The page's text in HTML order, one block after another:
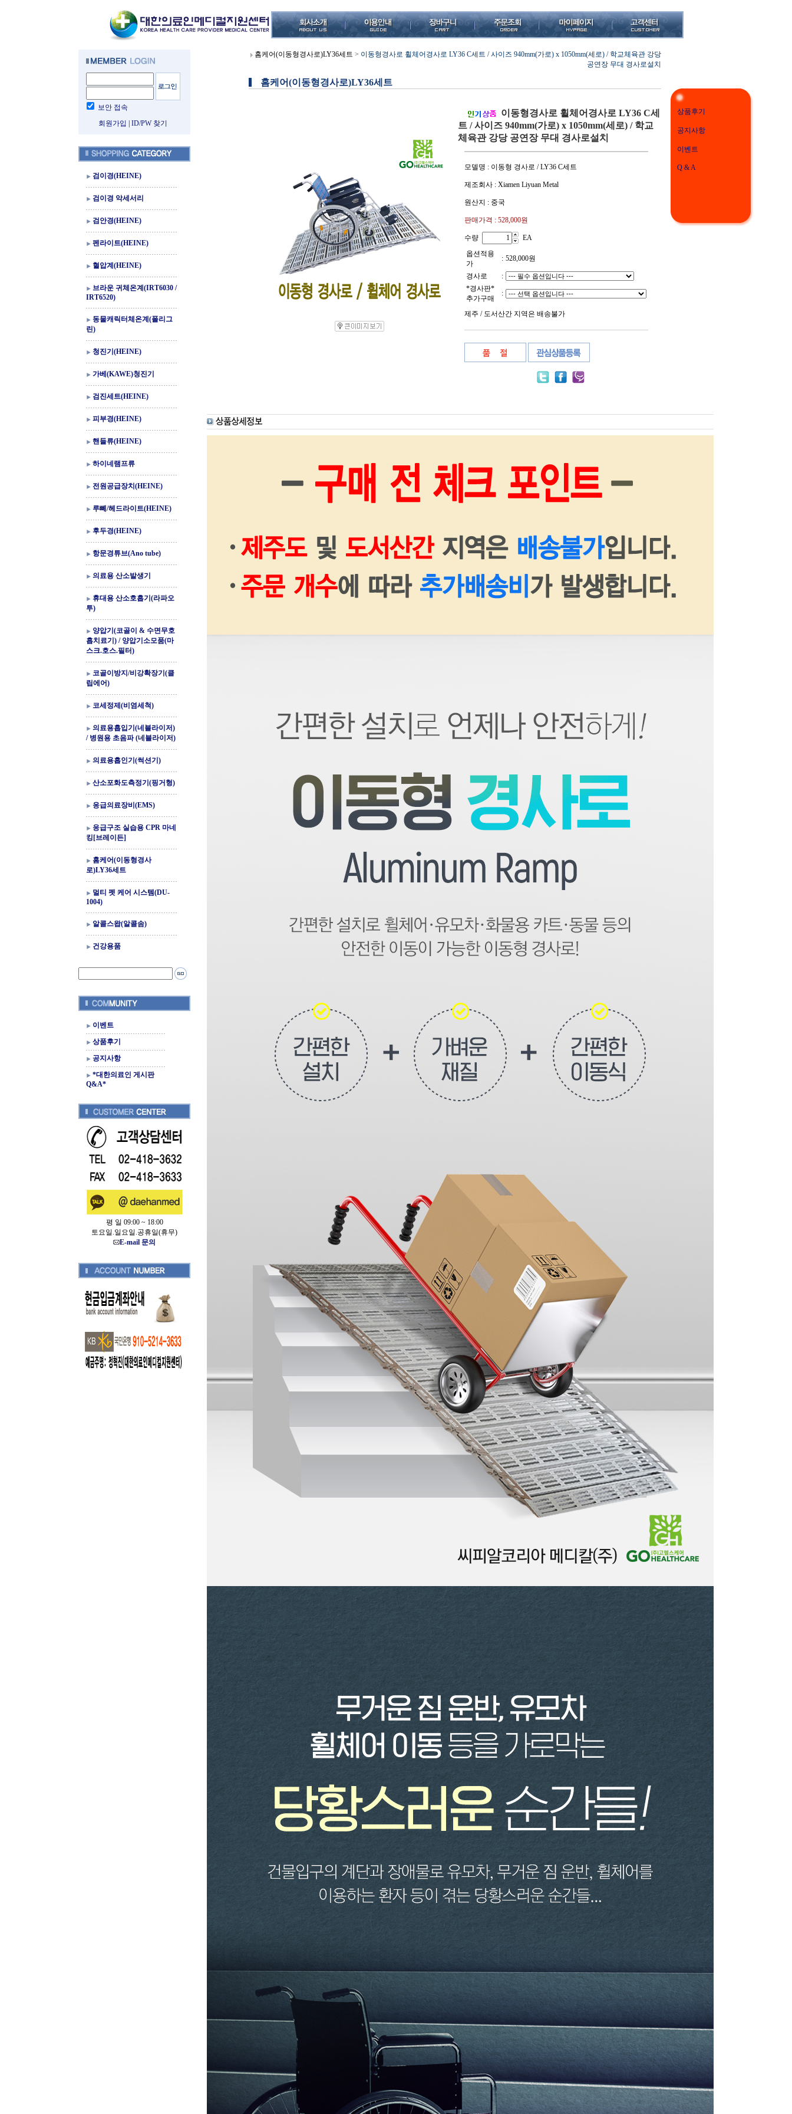
보안 접속
회원가입
ID/PW 찾기
검이경(HEINE)
검이경 악세서리
검안경(HEINE)
펜라이트(HEINE)
혈압계(HEINE)
브라운 귀체온계(IRT6030 /
IRT6520)
동물캐릭터체온계(폴리그
린)
청진기(HEINE)
가베(KAWE)청진기
검진세트(HEINE)
피부경(HEINE)
핸들류(HEINE)
하이네램프류
전원공급장치(HEINE)
루뻬/헤드라이트(HEINE)
후두경(HEINE)
항문경튜브(Ano tube)
의료용 산소발생기
휴대용 산소호흡기(라파오
투)
양압기(코골이 & 수면무호
흡치료기) / 양압기소모품(마
스크.호스.필터)
코골이방지/비강확장기(클
립에어)
코세정제(비염세척)
의료용흡입기(네블라이저)
/ 병원용 초음파 (네블라이저)
의료용흡인기(썩션기)
산소포화도측정기(핑거형)
응급의료장비(EMS)
응급구조 실습용 CPR 마네
킹[브레이든]
홈케어(이동형경사
로)LY36세트
멀티 펫 케어 시스템(DU-
1004)
알콜스왑(알콜솜)
건강용품
이벤트
상품후기
공지사항
*대한의료인 게시판
Q&A*
평 일 09:00 ~ 18:00
토요일.일요일.공휴일(휴무)
E-mail 문의
홈케어(이동형경사로)LY36세트 > 이동형경사로 휠체어경사로 LY36 C세트 / 사이즈 940mm(가로) x 1050mm(세로) / 학교체육관 강당
공연장 무대 경사로설치
홈케어(이동형경사로)LY36세트
이동형경사로 휠체어경사로 LY36 C세
트 / 사이즈 940mm(가로) x 1050mm(세로) / 학교
체육관 강당 공연장 무대 경사로설치
모델명 : 이동형 경사로 / LY36 C세트
제조회사 : Xiamen Liyuan Metal
원산지 : 중국
판매가격 : 528,000원
수량
EA
옵션적용
가
: 528,000원
경사로
:
*경사판*
추가구매
:
제주 / 도서산간 지역은 배송불가
상품후기
공지사항
이벤트
Q & A